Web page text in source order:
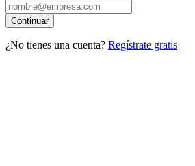
Continuar
¿No tienes una cuenta? Regístrate gratis